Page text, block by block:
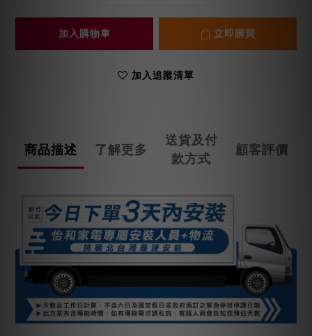
加入購物車 立即購買
加入追蹤清單
商品描述 了解更多
送貨及付
款方式
顧客評價